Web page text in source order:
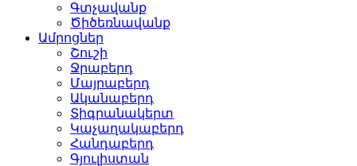
Գտչավանք
Ծիծեռնավանք
Ամրոցներ
Շուշի
Ջրաբերդ
Մայրաբերդ
Ականաբերդ
Տիգրանակերտ
Կաչաղակաբերդ
Հանդաբերդ
Գյուլիստան